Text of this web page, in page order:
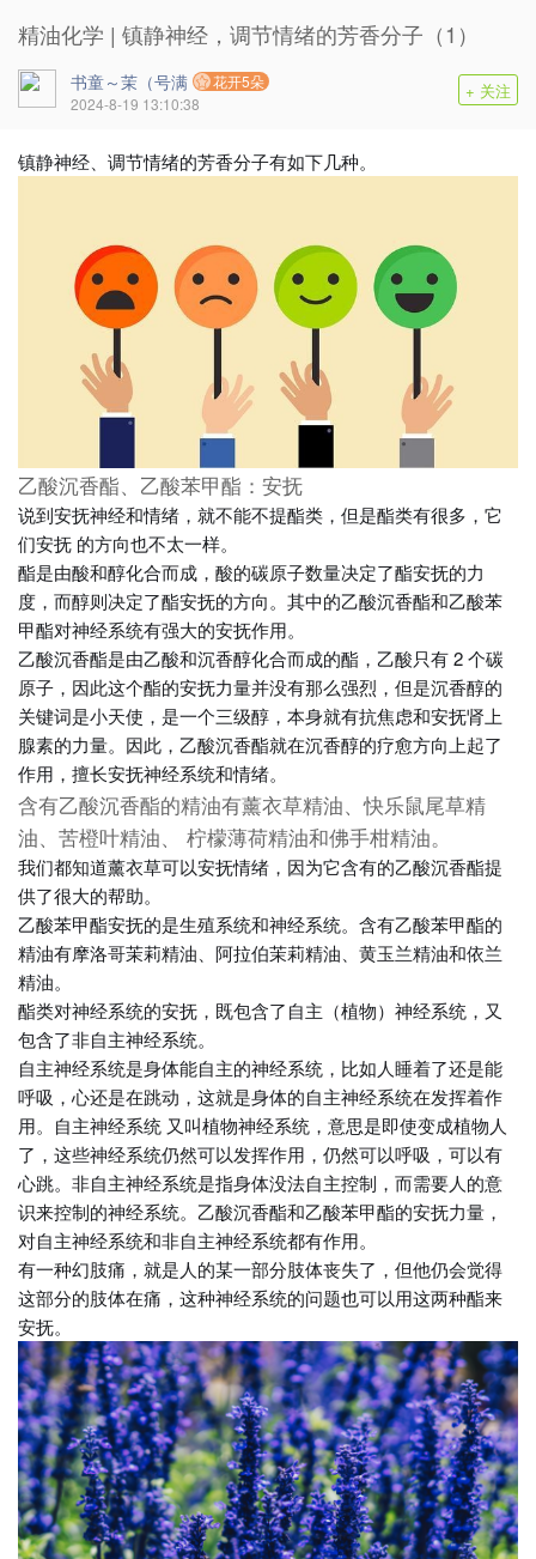
精油化学 | 镇静神经，调节情绪的芳香分子（1）
书童～茉（号满
花开5朵
2024-8-19 13:10:38
+ 关注
镇静神经、调节情绪的芳香分子有如下几种。
乙酸沉香酯、乙酸苯甲酯：安抚
说到安抚神经和情绪，就不能不提酯类，但是酯类有很多，它
们安抚 的方向也不太一样。
酯是由酸和醇化合而成，酸的碳原子数量决定了酯安抚的力
度，而醇则决定了酯安抚的方向。其中的乙酸沉香酯和乙酸苯
甲酯对神经系统有强大的安抚作用。
乙酸沉香酯是由乙酸和沉香醇化合而成的酯，乙酸只有 2 个碳
原子，因此这个酯的安抚力量并没有那么强烈，但是沉香醇的
关键词是小天使，是一个三级醇，本身就有抗焦虑和安抚肾上
腺素的力量。因此，乙酸沉香酯就在沉香醇的疗愈方向上起了
作用，擅长安抚神经系统和情绪。
含有乙酸沉香酯的精油有薰衣草精油、快乐鼠尾草精
油、苦橙叶精油、 柠檬薄荷精油和佛手柑精油。
我们都知道薰衣草可以安抚情绪，因为它含有的乙酸沉香酯提
供了很大的帮助。
乙酸苯甲酯安抚的是生殖系统和神经系统。含有乙酸苯甲酯的
精油有摩洛哥茉莉精油、阿拉伯茉莉精油、黄玉兰精油和依兰
精油。
酯类对神经系统的安抚，既包含了自主（植物）神经系统，又
包含了非自主神经系统。
自主神经系统是身体能自主的神经系统，比如人睡着了还是能
呼吸，心还是在跳动，这就是身体的自主神经系统在发挥着作
用。自主神经系统 又叫植物神经系统，意思是即使变成植物人
了，这些神经系统仍然可以发挥作用，仍然可以呼吸，可以有
心跳。非自主神经系统是指身体没法自主控制，而需要人的意
识来控制的神经系统。乙酸沉香酯和乙酸苯甲酯的安抚力量，
对自主神经系统和非自主神经系统都有作用。
有一种幻肢痛，就是人的某一部分肢体丧失了，但他仍会觉得
这部分的肢体在痛，这种神经系统的问题也可以用这两种酯来
安抚。